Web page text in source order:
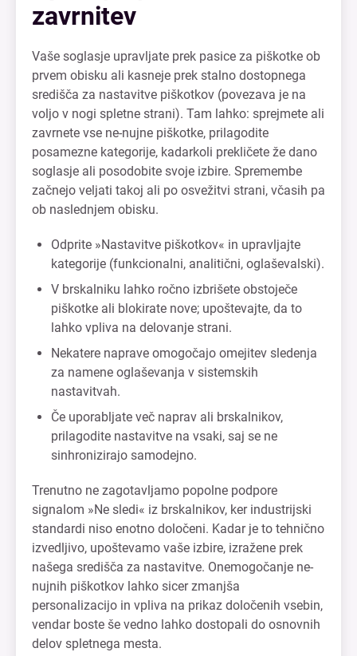
zavrnitev
Vaše soglasje upravljate prek pasice za piškotke ob
prvem obisku ali kasneje prek stalno dostopnega
središča za nastavitve piškotkov (povezava je na
voljo v nogi spletne strani). Tam lahko: sprejmete ali
zavrnete vse ne-nujne piškotke, prilagodite
posamezne kategorije, kadarkoli prekličete že dano
soglasje ali posodobite svoje izbire. Spremembe
začnejo veljati takoj ali po osvežitvi strani, včasih pa
ob naslednjem obisku.
Odprite »Nastavitve piškotkov« in upravljajte
kategorije (funkcionalni, analitični, oglaševalski).
V brskalniku lahko ročno izbrišete obstoječe
piškotke ali blokirate nove; upoštevajte, da to
lahko vpliva na delovanje strani.
Nekatere naprave omogočajo omejitev sledenja
za namene oglaševanja v sistemskih
nastavitvah.
Če uporabljate več naprav ali brskalnikov,
prilagodite nastavitve na vsaki, saj se ne
sinhronizirajo samodejno.
Trenutno ne zagotavljamo popolne podpore
signalom »Ne sledi« iz brskalnikov, ker industrijski
standardi niso enotno določeni. Kadar je to tehnično
izvedljivo, upoštevamo vaše izbire, izražene prek
našega središča za nastavitve. Onemogočanje ne-
nujnih piškotkov lahko sicer zmanjša
personalizacijo in vpliva na prikaz določenih vsebin,
vendar boste še vedno lahko dostopali do osnovnih
delov spletnega mesta.